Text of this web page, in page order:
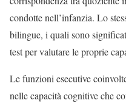
condotte nell’infanzia. Lo
bilingue, i quali sono
test per valutare le proprie
Le funzioni esecutive
nelle capacità cognitive che